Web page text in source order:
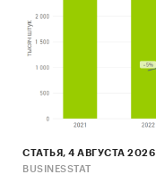
СТАТЬЯ, 4 АВГУСТА 2026
BUSINESSTAT